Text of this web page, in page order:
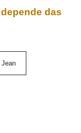
das
Jean